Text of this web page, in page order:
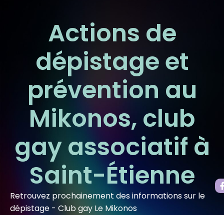
Actions de
dépistage et
prévention au
Mikonos, club
gay associatif à
Saint-Étienne
Retrouvez prochainement des informations sur le
dépistage - Club gay Le Mikonos